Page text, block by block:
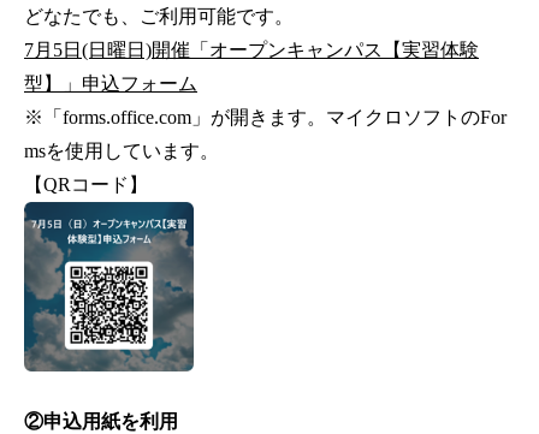
どなたでも、ご利用可能です。
7月5日(日曜日)開催「オープンキャンパス【実習体験
型】」申込フォーム
※「forms.office.com」が開きます。マイクロソフトのFor
msを使用しています。
【QRコード】
②申込用紙を利用